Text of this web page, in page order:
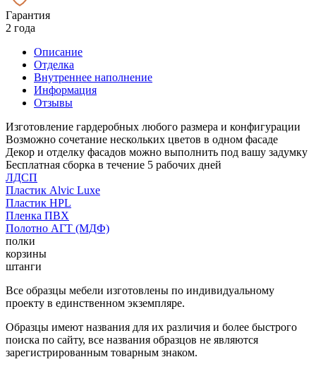
Гарантия
2 года
Описание
Отделка
Внутреннее наполнение
Информация
Отзывы
Изготовление гардеробных любого размера и конфигурации
Возможно сочетание нескольких цветов в одном фасаде
Декор и отделку фасадов можно выполнить под вашу задумку
Бесплатная сборка в течение 5 рабочих дней
ЛДСП
Пластик Alvic Luxe
Пластик HPL
Пленка ПВХ
Полотно АГТ (МДФ)
полки
корзины
штанги
Все образцы мебели изготовлены по индивидуальному
проекту в единственном экземпляре.
Образцы имеют названия для их различия и более быстрого
поиска по сайту, все названия образцов не являются
зарегистрированным товарным знаком.